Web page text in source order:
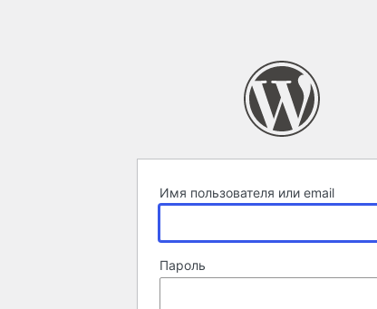
Имя пользователя или email
Пароль